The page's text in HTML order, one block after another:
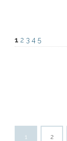
1 2 3 4 5
1 2